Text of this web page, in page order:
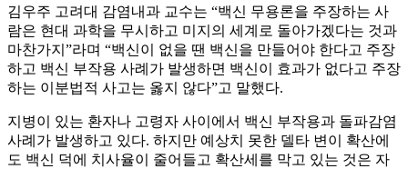
김우주 고려대 감염내과 교수는 “백신 무용론을 주장하는 사
람은 현대 과학을 무시하고 미지의 세계로 돌아가겠다는 것과
마찬가지”라며 “백신이 없을 땐 백신을 만들어야 한다고 주장
하고 백신 부작용 사례가 발생하면 백신이 효과가 없다고 주장
하는 이분법적 사고는 옳지 않다”고 말했다.
지병이 있는 환자나 고령자 사이에서 백신 부작용과 돌파감염
사례가 발생하고 있다. 하지만 예상치 못한 델타 변이 확산에
도 백신 덕에 치사율이 줄어들고 확산세를 막고 있는 것은 자